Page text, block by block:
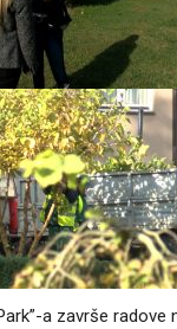
a završe radove